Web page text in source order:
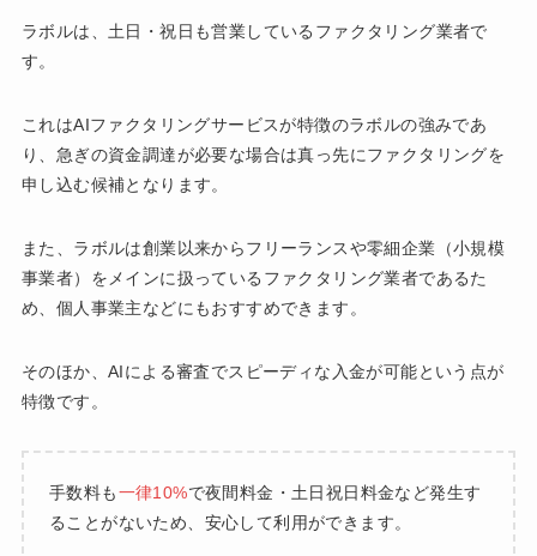
ラボルは、土日・祝日も営業しているファクタリング業者で
す。
これはAIファクタリングサービスが特徴のラボルの強みであ
り、急ぎの資金調達が必要な場合は真っ先にファクタリングを
申し込む候補となります。
また、ラボルは創業以来からフリーランスや零細企業（小規模
事業者）をメインに扱っているファクタリング業者であるた
め、個人事業主などにもおすすめできます。
そのほか、AIによる審査でスピーディな入金が可能という点が
特徴です。
手数料も一律10%で夜間料金・土日祝日料金など発生す
ることがないため、安心して利用ができます。